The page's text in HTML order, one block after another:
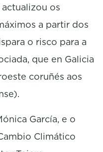
os
a partir dos
o risco para a
que en Galicia
coruñés aos
García, e o
Climático